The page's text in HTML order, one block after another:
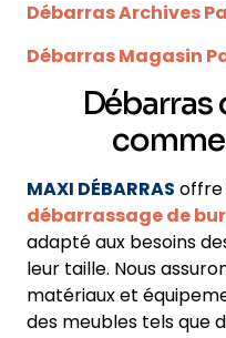
Débarras Archives
Débarras Magasin
Débarras
MAXI DÉBARRAS offre
débarrassage de
adapté aux besoins
leur taille. Nous
matériaux et
des meubles tels que